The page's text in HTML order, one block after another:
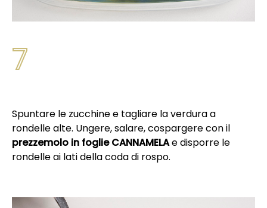
7
Spuntare le zucchine e tagliare la verdura a
rondelle alte. Ungere, salare, cospargere con il
prezzemolo in foglie CANNAMELAe disporre le
rondelle ai lati della coda di rospo.